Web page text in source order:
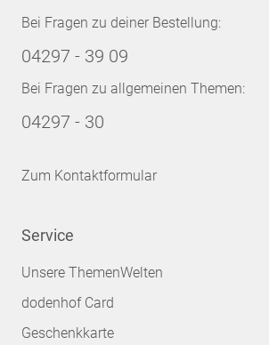
Bei Fragen zu deiner Bestellung:
04297 - 39 09
Bei Fragen zu allgemeinen Themen:
04297 - 30
Zum Kontaktformular
Service
Unsere ThemenWelten
dodenhof Card
Geschenkkarte